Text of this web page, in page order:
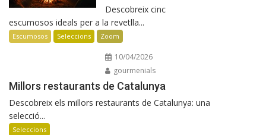
Descobreix cinc
escumosos ideals per a la revetlla...
Escumosos Seleccions Zoom
10/04/2026
gourmenials
Millors restaurants de Catalunya
Descobreix els millors restaurants de Catalunya: una
selecció...
Seleccions